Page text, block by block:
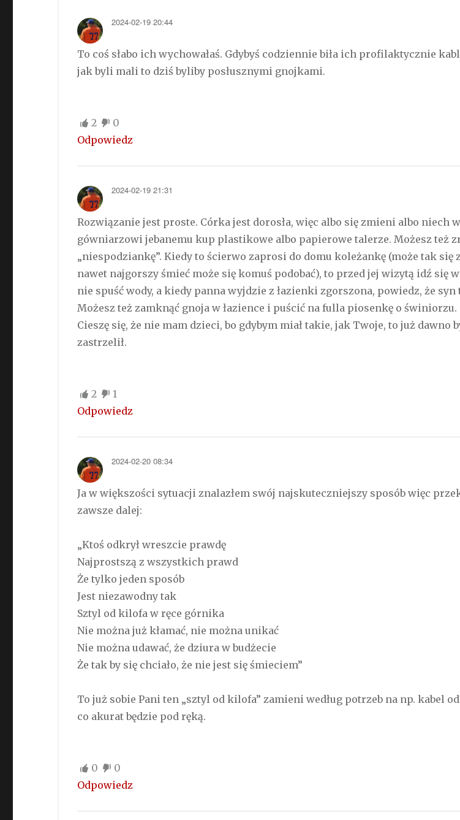
2024-02-19 20:44
To coś słabo ich wychowałaś. Gdybyś codziennie biła ich profilaktycznie
jak byli mali to dziś byliby posłusznymi gnojkami.
2
0
Odpowiedz
2024-02-19 21:31
Rozwiązanie jest proste. Córka jest dorosła, więc albo się zmieni albo niech
gówniarzowi jebanemu kup plastikowe albo papierowe talerze. Możesz też
„niespodziankę”. Kiedy to ścierwo zaprosi do domu koleżankę (może tak się
nawet najgorszy śmieć może się komuś podobać), to przed jej wizytą idź się
nie spuść wody, a kiedy panna wyjdzie z łazienki zgorszona, powiedz, że syn
Możesz też zamknąć gnoja w łazience i puścić na fulla piosenkę o świniorzu.
Cieszę się, że nie mam dzieci, bo gdybym miał takie, jak Twoje, to już dawno
zastrzelił.
2
1
Odpowiedz
2024-02-20 08:34
Ja w większości sytuacji znalazłem swój najskuteczniejszy sposób więc
zawsze dalej:
„Ktoś odkrył wreszcie prawdę
Najprostszą z wszystkich prawd
Że tylko jeden sposób
Jest niezawodny tak
Sztyl od kilofa w ręce górnika
Nie można już kłamać, nie można unikać
Nie można udawać, że dziura w budżecie
Że tak by się chciało, że nie jest się śmieciem”
To już sobie Pani ten „sztyl od kilofa” zamieni według potrzeb na np. kabel
co akurat będzie pod ręką.
0
0
Odpowiedz